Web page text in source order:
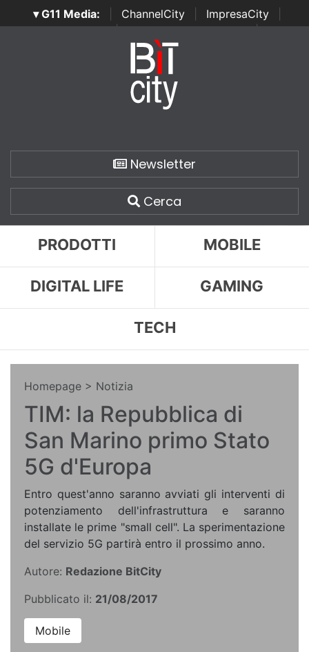
▾ G11 Media: ChannelCity ImpresaCity
SecurityOpenLab | Italian Channel Awards | Italian
Italian Security Awards
Newsletter
Cerca
PRODOTTI MOBILE
DIGITAL LIFE GAMING
TECH
Homepage > Notizia
TIM: la Repubblica di
San Marino primo Stato
5G d'Europa
Entro quest'anno saranno avviati gli interventi di
potenziamento dell'infrastruttura e saranno
installate le prime "small cell". La sperimentazione
del servizio 5G partirà entro il prossimo anno.
Autore: Redazione BitCity
Pubblicato il: 21/08/2017
Mobile